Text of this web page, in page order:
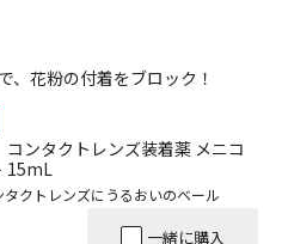
、花粉の付着をブロック！
コンタクトレンズ装着薬 メニコ
15mL
タクトレンズにうるおいのベール
一緒に購入